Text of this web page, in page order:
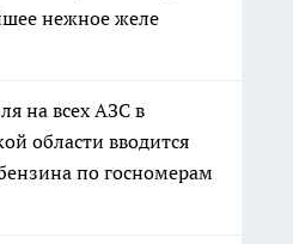
нежное желе
на всех АЗС в
области вводится
по госномерам